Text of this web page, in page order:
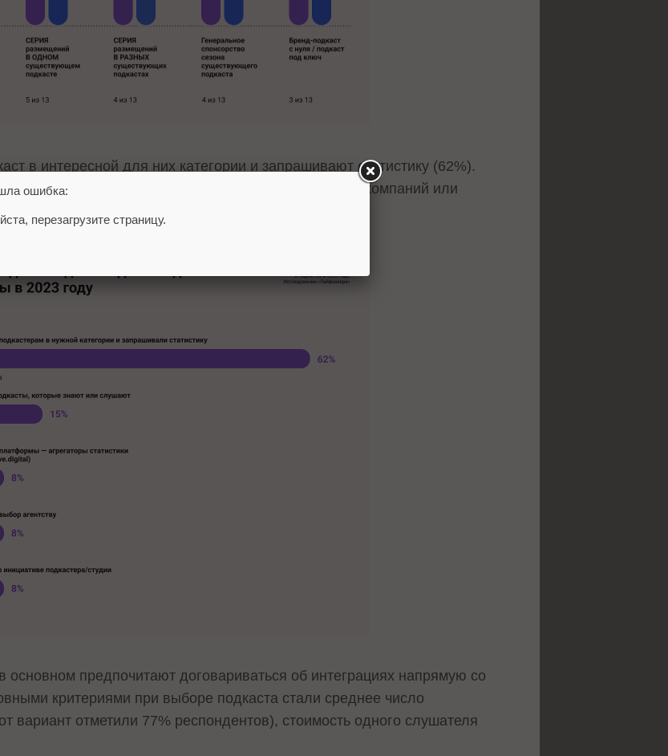
в интересной для них категории и запрашивают статистику (62%).
они стали чаще опираться на рекомендации компаний или
вырос с 12% до 31%.
основном предпочитают договариваться об интеграциях напрямую со
критериями при выборе подкаста стали среднее число
вариант отметили 77% респондентов), стоимость одного слушателя
ошибка:
перезагрузите страницу.